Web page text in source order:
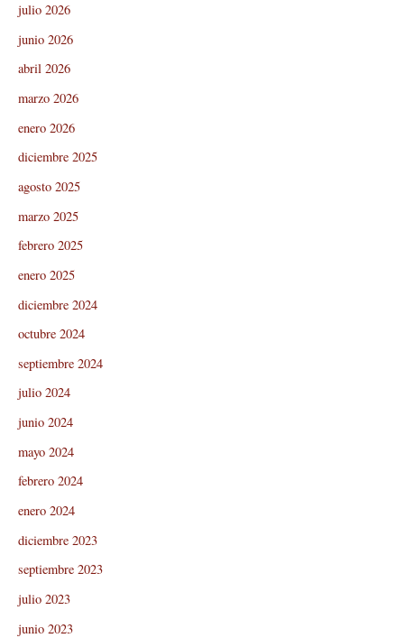
julio 2026
junio 2026
abril 2026
marzo 2026
enero 2026
diciembre 2025
agosto 2025
marzo 2025
febrero 2025
enero 2025
diciembre 2024
octubre 2024
septiembre 2024
julio 2024
junio 2024
mayo 2024
febrero 2024
enero 2024
diciembre 2023
septiembre 2023
julio 2023
junio 2023